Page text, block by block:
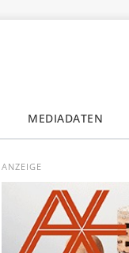
MEDIADATEN
ANZEIGE